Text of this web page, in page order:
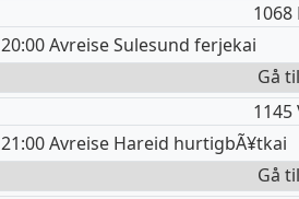
20:00 Avreise Sulesund ferjekai
Gå
1145
21:00 Avreise Hareid hurtigbÃ¥tkai
Gå